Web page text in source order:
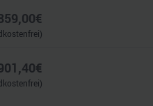
€
€